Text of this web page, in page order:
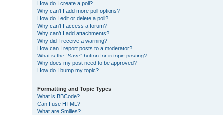
How do I create a poll?
Why can’t I add more poll options?
How do I edit or delete a poll?
Why can’t I access a forum?
Why can’t I add attachments?
Why did I receive a warning?
How can I report posts to a moderator?
What is the “Save” button for in topic posting?
Why does my post need to be approved?
How do I bump my topic?
Formatting and Topic Types
What is BBCode?
Can I use HTML?
What are Smilies?